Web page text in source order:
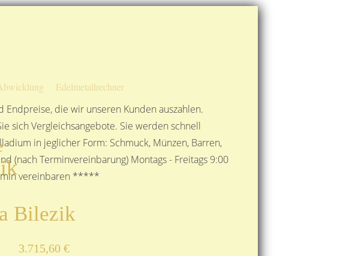
Edelmetallrechner
die wir unseren Kunden auszahlen.
sich Vergleichsangebote. Sie werden schnell
in jeglicher Form: Schmuck, Münzen, Barren,
Terminvereinbarung) Montags - Freitags 9:00
vereinbaren *****
Bilezik
3.715,60 €